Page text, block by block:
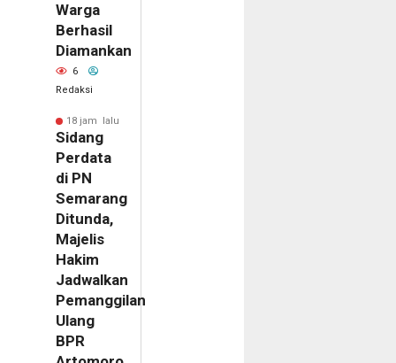
Warga
Berhasil
Diamankan
6
Redaksi
18 jam lalu
Sidang
Perdata
di PN
Semarang
Ditunda,
Majelis
Hakim
Jadwalkan
Pemanggilan
Ulang
BPR